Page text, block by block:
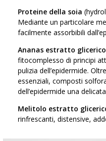
Proteine della soia
Mediante un particolare
facilmente assorbibili
Ananas estratto glicerico
fitocomplesso di principi
pulizia dell’epidermide.
essenziali, composti
dell’epidermide una
Melitolo estratto
rinfrescanti, distensive,